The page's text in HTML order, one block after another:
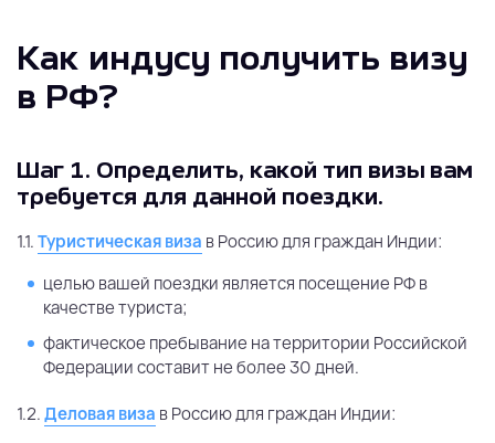
Как индусу получить визу
в РФ?
Шаг 1. Определить, какой тип визы вам
требуется для данной поездки.
1.1.Туристическая виза в Россию для граждан Индии:
целью вашей поездки является посещение РФ в
качестве туриста;
фактическое пребывание на территории Российской
Федерации составит не более 30 дней.
1.2.Деловая виза в Россию для граждан Индии: